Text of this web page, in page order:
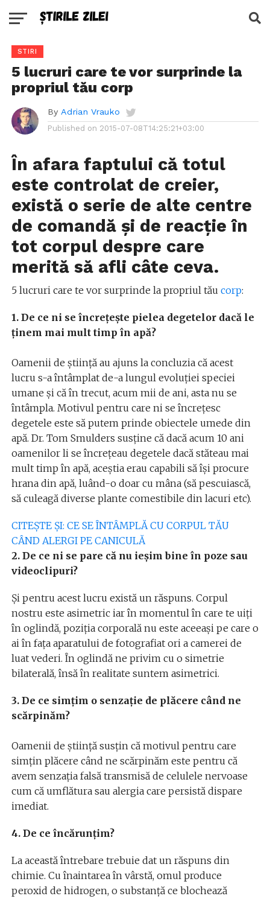
STIRI
5 lucruri care te vor surprinde la
propriul tău corp
By Adrian Vrauko
Published on 2015-07-08T14:25:21+03:00
În afara faptului că totul
este controlat de creier,
există o serie de alte centre
de comandă și de reacție în
tot corpul despre care
merită să afli câte ceva.
5 lucruri care te vor surprinde la propriul tău corp:
1. De ce ni se încrețește pielea degetelor dacă le
ținem mai mult timp în apă?
Oamenii de știință au ajuns la concluzia că acest
lucru s-a întâmplat de-a lungul evoluției speciei
umane și că în trecut, acum mii de ani, asta nu se
întâmpla. Motivul pentru care ni se încrețesc
degetele este să putem prinde obiectele umede din
apă. Dr. Tom Smulders susține că dacă acum 10 ani
oamenilor li se încrețeau degetele dacă stăteau mai
mult timp în apă, aceștia erau capabili să își procure
hrana din apă, luând-o doar cu mâna (să pescuiască,
să culeagă diverse plante comestibile din lacuri etc).
CITEȘTE ȘI: CE SE ÎNTÂMPLĂ CU CORPUL TĂU
CÂND ALERGI PE CANICULĂ
2. De ce ni se pare că nu ieșim bine în poze sau
videoclipuri?
Și pentru acest lucru există un răspuns. Corpul
nostru este asimetric iar în momentul în care te uiți
în oglindă, poziția corporală nu este aceeași pe care o
ai în fața aparatului de fotografiat ori a camerei de
luat vederi. În oglindă ne privim cu o simetrie
bilaterală, însă în realitate suntem asimetrici.
3. De ce simțim o senzație de plăcere când ne
scărpinăm?
Oamenii de știință susțin că motivul pentru care
simțin plăcere când ne scărpinăm este pentru că
avem senzația falsă transmisă de celulele nervoase
cum că umflătura sau alergia care persistă dispare
imediat.
4. De ce încărunțim?
La această întrebare trebuie dat un răspuns din
chimie. Cu înaintarea în vârstă, omul produce
peroxid de hidrogen, o substanță ce blochează